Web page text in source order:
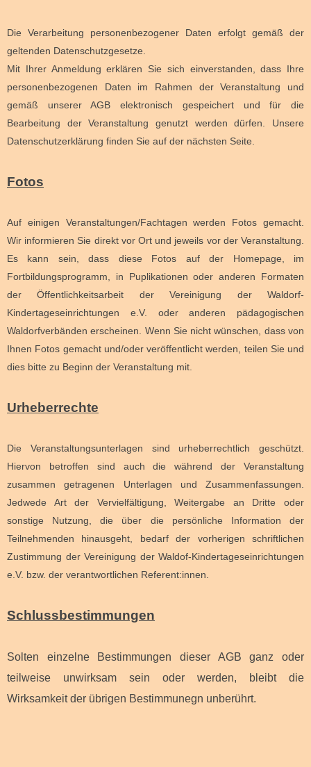
Die Verarbeitung personenbezogener Daten erfolgt gemäß der
geltenden Datenschutzgesetze.
Mit Ihrer Anmeldung erklären Sie sich einverstanden, dass Ihre
personenbezogenen Daten im Rahmen der Veranstaltung und
gemäß unserer AGB elektronisch gespeichert und für die
Bearbeitung der Veranstaltung genutzt werden dürfen. Unsere
Datenschutzerklärung finden Sie auf der nächsten Seite.
Fotos
Auf einigen Veranstaltungen/Fachtagen werden Fotos gemacht.
Wir informieren Sie direkt vor Ort und jeweils vor der Veranstaltung.
Es kann sein, dass diese Fotos auf der Homepage, im
Fortbildungsprogramm, in Puplikationen oder anderen Formaten
der Öffentlichkeitsarbeit der Vereinigung der Waldorf-
Kindertageseinrichtungen e.V. oder anderen pädagogischen
Waldorfverbänden erscheinen. Wenn Sie nicht wünschen, dass von
Ihnen Fotos gemacht und/oder veröffentlicht werden, teilen Sie und
dies bitte zu Beginn der Veranstaltung mit.
Urheberrechte
Die Veranstaltungsunterlagen sind urheberrechtlich geschützt.
Hiervon betroffen sind auch die während der Veranstaltung
zusammen getragenen Unterlagen und Zusammenfassungen.
Jedwede Art der Vervielfältigung, Weitergabe an Dritte oder
sonstige Nutzung, die über die persönliche Information der
Teilnehmenden hinausgeht, bedarf der vorherigen schriftlichen
Zustimmung der Vereinigung der Waldof-Kindertageseinrichtungen
e.V. bzw. der verantwortlichen Referent:innen.
Schlussbestimmungen
Solten einzelne Bestimmungen dieser AGB ganz oder
teilweise unwirksam sein oder werden, bleibt die
Wirksamkeit der übrigen Bestimmunegn unberührt.